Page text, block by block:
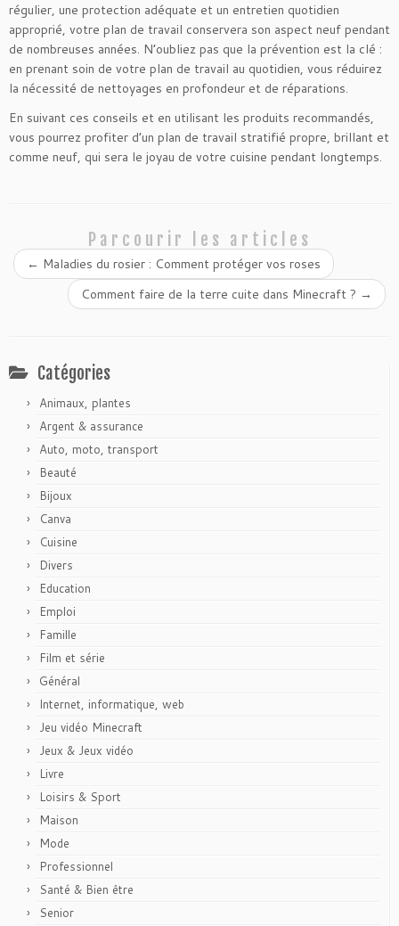
régulier, une protection adéquate et un entretien quotidien
approprié, votre plan de travail conservera son aspect neuf pendant
de nombreuses années. N’oubliez pas que la prévention est la clé :
en prenant soin de votre plan de travail au quotidien, vous réduirez
la nécessité de nettoyages en profondeur et de réparations.
En suivant ces conseils et en utilisant les produits recommandés,
vous pourrez profiter d’un plan de travail stratifié propre, brillant et
comme neuf, qui sera le joyau de votre cuisine pendant longtemps.
Parcourir les articles
← Maladies du rosier : Comment protéger vos roses
Comment faire de la terre cuite dans Minecraft ? →
Catégories
Animaux, plantes
Argent & assurance
Auto, moto, transport
Beauté
Bijoux
Canva
Cuisine
Divers
Education
Emploi
Famille
Film et série
Général
Internet, informatique, web
Jeu vidéo Minecraft
Jeux & Jeux vidéo
Livre
Loisirs & Sport
Maison
Mode
Professionnel
Santé & Bien être
Senior